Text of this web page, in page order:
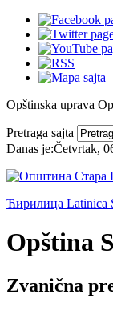
Opštinska uprava
Pretraga sajta
Danas je:Četvrtak,
Ћирилица Latinica
Opština
Zvanična